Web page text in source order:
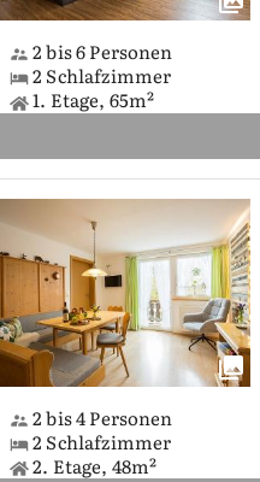
2 bis 6 Personen
2 Schlafzimmer
1. Etage, 65m²
2 bis 4 Personen
2 Schlafzimmer
2. Etage, 48m²